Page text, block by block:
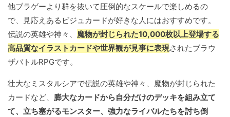
他ブラゲーより群を抜いて圧倒的なスケールで楽しめるの
で、見応えあるビジュカードが好きな人にはおすすめです。
伝説の英雄や神々、 魔物が封じられた10,000枚以上登場する
高品質なイラストカードや世界観が見事に表現されたブラウ
ザバトルRPGです。
壮大なミスタルシアで伝説の英雄や神々、魔物が封じられた
カードなど、 膨大なカードから自分だけのデッキを組み立て
て、立ち塞がるモンスター、強力なライバルたちを討ち倒